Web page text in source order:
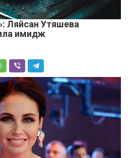
Ляйсан Утяшева
имидж